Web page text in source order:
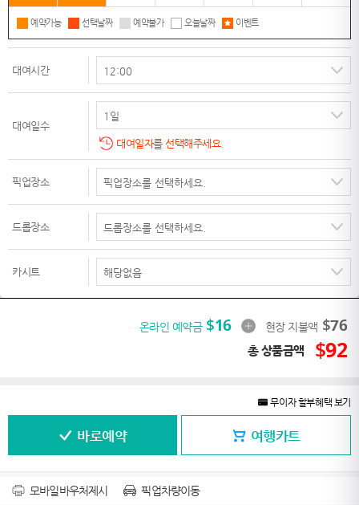
예약가능 선택날짜 예약불가 오늘날짜 이벤트
대여시간
대여일수
대여일자를 선택해주세요.
픽업장소
드롭장소
카시트
온라인 예약금 $16 현장 지불액 $76
총 상품금액 $92
무이자 할부혜택 보기
바로예약 여행카트
모바일바우처제시 픽업차량이동